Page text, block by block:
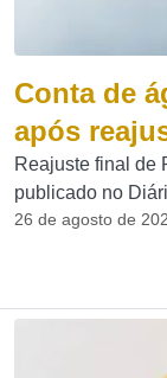
Conta de
após
Reajuste final de
publicado no
26 de agosto de